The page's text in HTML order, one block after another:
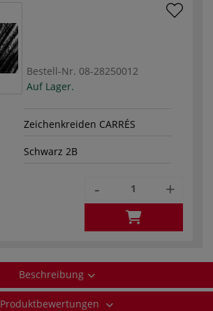
Bestell-Nr. 08-28250012
Auf Lager.
Zeichenkreiden CARRÉS
Schwarz 2B
- +
Beschreibung
Produktbewertungen